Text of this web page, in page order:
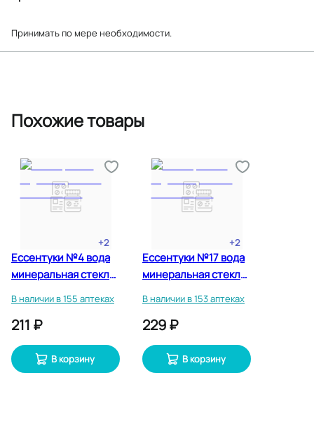
Принимать по мере необходимости.
Похожие товары
+2
Ессентуки №4 вода
минеральная стекло
В наличии в 155 аптеках
211 ₽
В корзину
+2
Ессентуки №17 вода
минеральная стекло
В наличии в 153 аптеках
229 ₽
В корзину